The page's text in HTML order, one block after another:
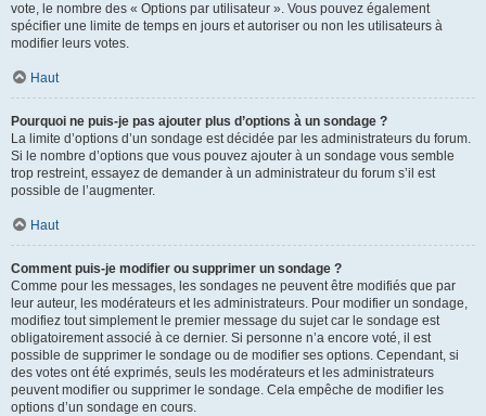
vote, le nombre des « Options par utilisateur ». Vous pouvez également
spécifier une limite de temps en jours et autoriser ou non les utilisateurs à
modifier leurs votes.
Haut
Pourquoi ne puis-je pas ajouter plus d’options à un sondage ?
La limite d’options d’un sondage est décidée par les administrateurs du forum.
Si le nombre d’options que vous pouvez ajouter à un sondage vous semble
trop restreint, essayez de demander à un administrateur du forum s’il est
possible de l’augmenter.
Haut
Comment puis-je modifier ou supprimer un sondage ?
Comme pour les messages, les sondages ne peuvent être modifiés que par
leur auteur, les modérateurs et les administrateurs. Pour modifier un sondage,
modifiez tout simplement le premier message du sujet car le sondage est
obligatoirement associé à ce dernier. Si personne n’a encore voté, il est
possible de supprimer le sondage ou de modifier ses options. Cependant, si
des votes ont été exprimés, seuls les modérateurs et les administrateurs
peuvent modifier ou supprimer le sondage. Cela empêche de modifier les
options d’un sondage en cours.